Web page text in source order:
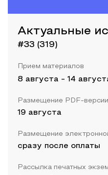
Актуальные
#33 (319)
Прием материалов
8 августа - 14
Размещение PDF-
19 августа
Размещение
сразу после оплаты
Рассылка печатных